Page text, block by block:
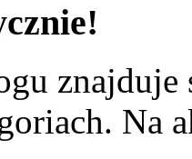
znajduje
Na